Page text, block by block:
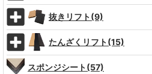
抜きリフト(9)
たんざくリフト(15)
スポンジシート(57)